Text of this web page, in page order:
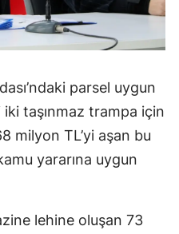
parsel uygun
iki taşınmaz trampa için
milyon TL’yi aşan bu
yararına uygun
lehine oluşan 73